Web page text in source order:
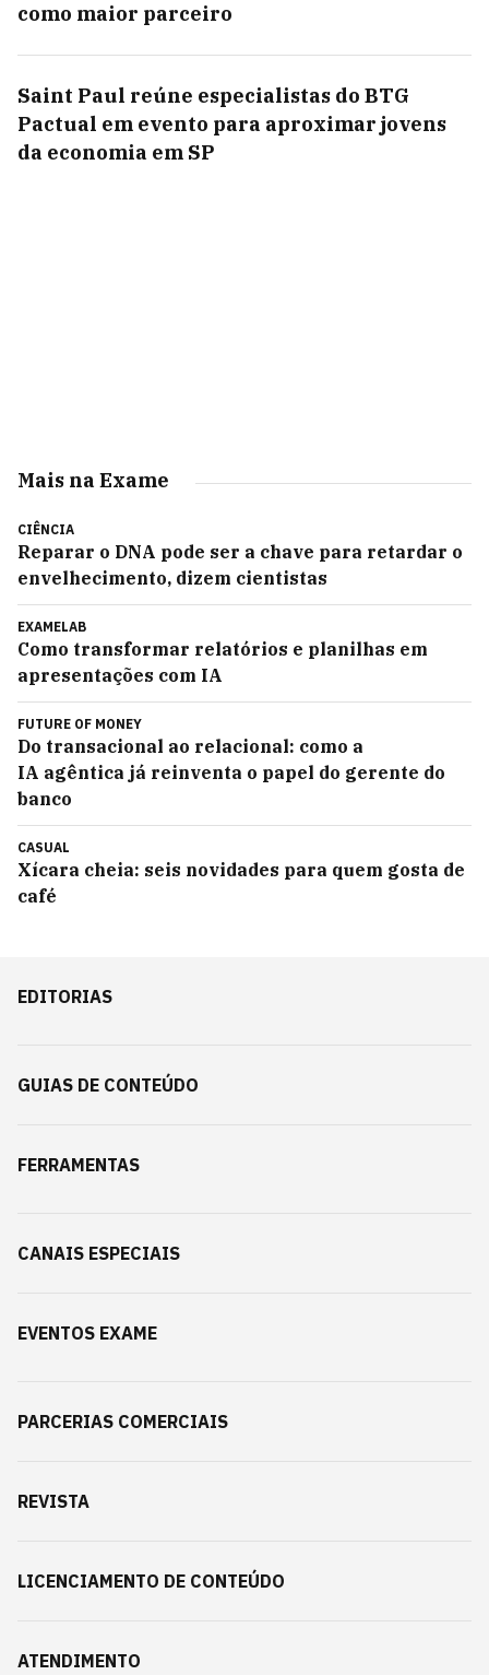
como maior parceiro
Saint Paul reúne especialistas do BTG
Pactual em evento para aproximar jovens
da economia em SP
Mais na Exame
CIÊNCIA
Reparar o DNA pode ser a chave para retardar o
envelhecimento, dizem cientistas
EXAMELAB
Como transformar relatórios e planilhas em
apresentações com IA
FUTURE OF MONEY
Do transacional ao relacional: como a
IA agêntica já reinventa o papel do gerente do
banco
CASUAL
Xícara cheia: seis novidades para quem gosta de
café
EDITORIAS
GUIAS DE CONTEÚDO
FERRAMENTAS
CANAIS ESPECIAIS
EVENTOS EXAME
PARCERIAS COMERCIAIS
REVISTA
LICENCIAMENTO DE CONTEÚDO
ATENDIMENTO